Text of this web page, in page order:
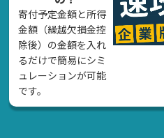
寄付予定金額と所得
金額（繰越欠損金控
除後）の金額を入れ
るだけで簡易にシミ
ュレーションが可能
です。